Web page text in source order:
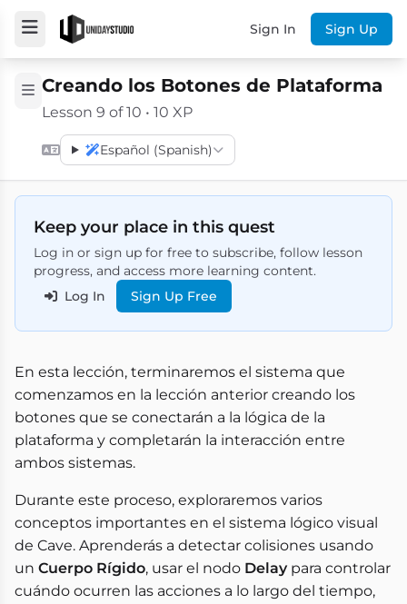
Sign In Sign Up
Creando los Botones de Plataforma
Lesson 9 of 10 • 10 XP
Español (Spanish)
Keep your place in this quest
Log in or sign up for free to subscribe, follow lesson
progress, and access more learning content.
Log In
Sign Up Free
En esta lección, terminaremos el sistema que
comenzamos en la lección anterior creando los
botones que se conectarán a la lógica de la
plataforma y completarán la interacción entre
ambos sistemas.
Durante este proceso, exploraremos varios
conceptos importantes en el sistema lógico visual
de Cave. Aprenderás a detectar colisiones usando
un Cuerpo Rígido, usar el nodo Delaypara controlar
cuándo ocurren las acciones a lo largo del tiempo,